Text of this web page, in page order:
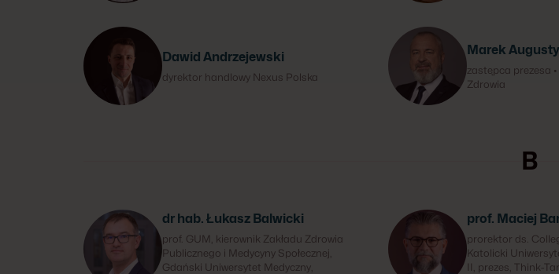
Dawid Andrzejewski
dyrektor handlowy Nexus Polska
Marek
zastępca prezesa
Zdrowia
B
dr hab. Łukasz Balwicki
prof. GUM, kierownik Zakładu Zdrowia
Publicznego i Medycyny Społecznej,
Gdański Uniwersytet Medyczny,
prof. Maciej
prorektor ds.
Katolicki
II, prezes, Think-